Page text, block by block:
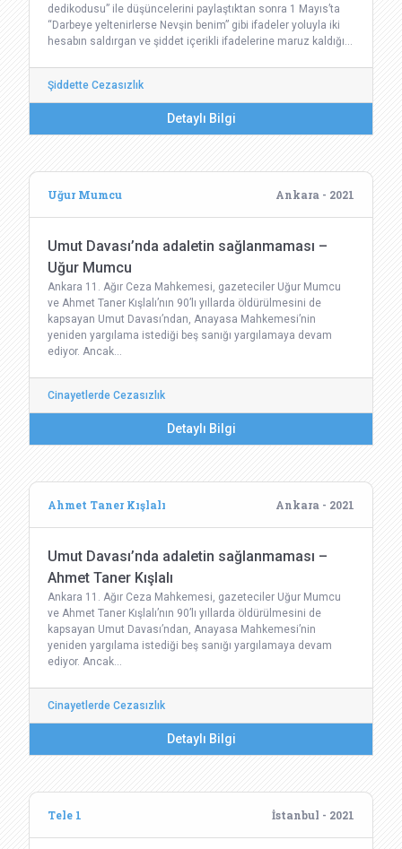
dedikodusu” ile düşüncelerini paylaştıktan sonra 1 Mayıs’ta
“Darbeye yeltenirlerse Nevşin benim” gibi ifadeler yoluyla iki
hesabın saldırgan ve şiddet içerikli ifadelerine maruz kaldığı…
Şiddette Cezasızlık
Detaylı Bilgi
Uğur Mumcu Ankara - 2021
Umut Davası’nda adaletin sağlanmaması –
Uğur Mumcu
Ankara 11. Ağır Ceza Mahkemesi, gazeteciler Uğur Mumcu
ve Ahmet Taner Kışlalı’nın 90’lı yıllarda öldürülmesini de
kapsayan Umut Davası’ndan, Anayasa Mahkemesi’nin
yeniden yargılama istediği beş sanığı yargılamaya devam
ediyor. Ancak…
Cinayetlerde Cezasızlık
Detaylı Bilgi
Ahmet Taner Kışlalı Ankara - 2021
Umut Davası’nda adaletin sağlanmaması –
Ahmet Taner Kışlalı
Ankara 11. Ağır Ceza Mahkemesi, gazeteciler Uğur Mumcu
ve Ahmet Taner Kışlalı’nın 90’lı yıllarda öldürülmesini de
kapsayan Umut Davası’ndan, Anayasa Mahkemesi’nin
yeniden yargılama istediği beş sanığı yargılamaya devam
ediyor. Ancak…
Cinayetlerde Cezasızlık
Detaylı Bilgi
Tele 1 İstanbul - 2021